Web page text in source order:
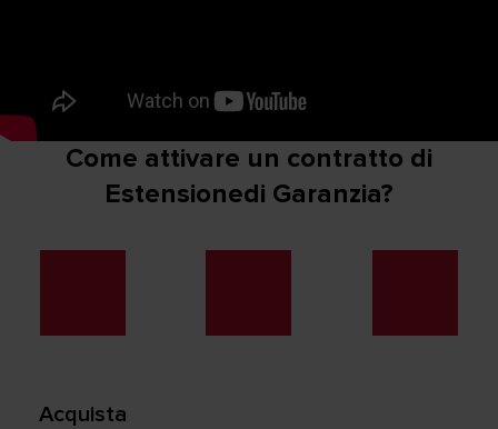
Come attivare un contratto di
Estensionedi Garanzia?
Acquista